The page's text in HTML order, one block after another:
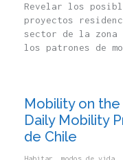
Revelar los
proyectos
sector de la zona
los patrones de
Mobility on the
Daily Mobility
de Chile